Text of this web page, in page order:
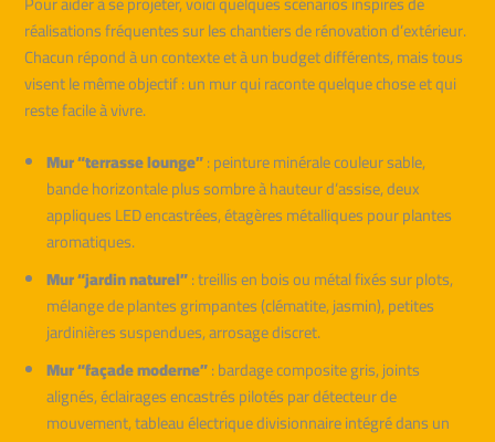
réalisations fréquentes sur les chantiers de rénovation d’extérieur.
Chacun répond à un contexte et à un budget différents, mais tous
visent le même objectif : un mur qui raconte quelque chose et qui
reste facile à vivre.
Mur “terrasse lounge”: peinture minérale couleur sable,
bande horizontale plus sombre à hauteur d’assise, deux
appliques LED encastrées, étagères métalliques pour plantes
aromatiques.
Mur “jardin naturel”: treillis en bois ou métal fixés sur plots,
mélange de plantes grimpantes (clématite, jasmin), petites
jardinières suspendues, arrosage discret.
Mur “façade moderne”: bardage composite gris, joints
alignés, éclairages encastrés pilotés par détecteur de
mouvement, tableau électrique divisionnaire intégré dans un